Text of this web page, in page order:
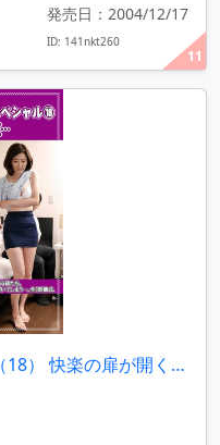
11
発売日：2004/12/17
ID: 141nkt260
18） 快楽の扉が開く…